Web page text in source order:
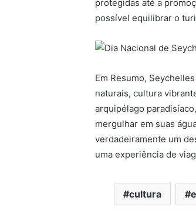
protegidas até a
possível equilibrar o
Em Resumo,
naturais, cultura
arquipélago
mergulhar em suas
verdadeiramente um
uma experiência de
cultura